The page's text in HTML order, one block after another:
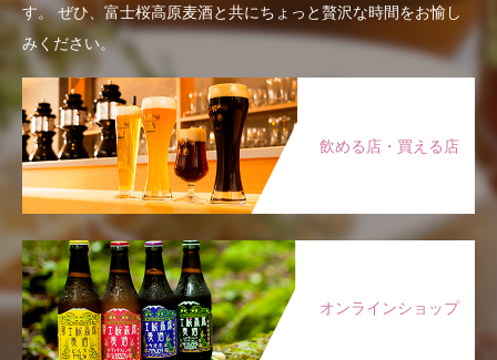
す。ぜひ、富士桜高原麦酒と共にちょっと贅沢な時間をお愉し
みください。
飲める店・買える店
オンラインショップ